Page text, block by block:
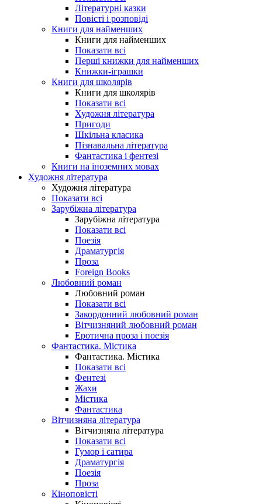
Літературні казки
Повісті і розповіді
Книги для найменших
Книги для найменших
Показати всі
Перші книжки для найменших
Книжки-іграшки
Книги для школярів
Книги для школярів
Показати всі
Художня література
Пригоди
Шкільна класика
Пізнавальна література
Фантастика і фентезі
Книги на іноземних мовах
Художня література
Художня література
Показати всі
Зарубіжна література
Зарубіжна література
Показати всі
Поезія
Драматургія
Проза
Foreign Books
Любовний роман
Любовний роман
Показати всі
Закордонний любовний роман
Вітчизняний любовний роман
Еротична проза і поезія
Фантастика. Містика
Фантастика. Містика
Показати всі
Фентезі
Жахи
Містика
Фантастика
Вітчизняна література
Вітчизняна література
Показати всі
Гумор і сатира
Драматургія
Поезія
Проза
Кіноповісті